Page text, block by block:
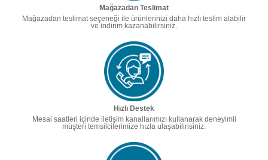
Mağazadan Teslimat
Mağazadan teslimat seçeneği ile ürünlerinizi daha hızlı teslim alabilir
ve indirim kazanabilirsiniz.
Hızlı Destek
Mesai saatleri içinde iletişim kanallarımızı kullanarak deneyimli
müşteri temsilcilerimize hızla ulaşabilirisiniz.